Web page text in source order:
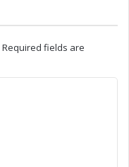
Required fields are